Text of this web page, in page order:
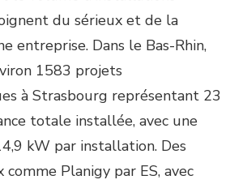
du sérieux et de la
entreprise. Dans le Bas-Rhin,
1583 projets
à Strasbourg représentant 23
totale installée, avec une
kW par installation. Des
comme Planigy par ES, avec